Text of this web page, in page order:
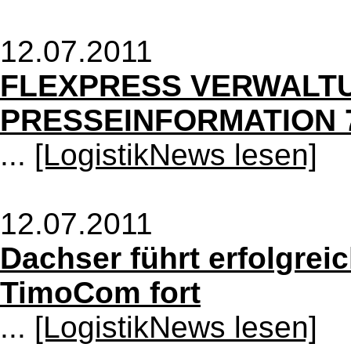
12.07.2011
FLEXPRESS
... [LogistikNews lesen]
12.07.2011
Dachser führt
TimoCom fort
... [LogistikNews lesen]